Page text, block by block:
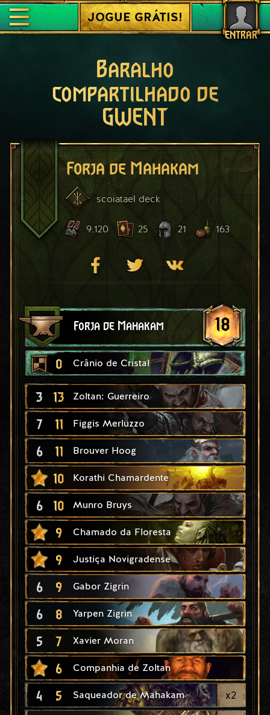
ENTRAR
JOGUE GRÁTIS!
Baralho
compartilhado de
GWENT
Forja de Mahakam
scoiatael deck
9.120 25 21 163
Forja de Mahakam 18
0 Crânio de Cristal
3 13 Zoltan: Guerreiro
7 11 Figgis Merluzzo
6 11 Brouver Hoog
10 Korathi Chamardente
6 10 Munro Bruys
9 Chamado da Floresta
9 Justiça Novigradense
6 9 Gabor Zigrin
6 8 Yarpen Zigrin
5 7 Xavier Moran
6 Companhia de Zoltan
4 5 Saqueador de Mahakam x2